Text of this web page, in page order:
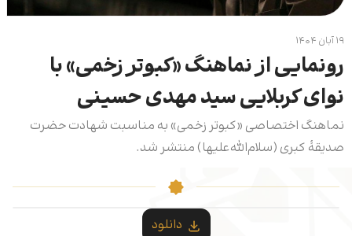
۱۹ آبان ۱۴۰۴
رونمایی از نماهنگ «کبوتر زخمی» با
نوای کربلایی سید مهدی حسینی
نماهنگ اختصاصی «کبوتر زخمی» به مناسبت شهادت حضرت
صدیقۀ کبری (سلام‌الله‌علیها) منتشر شد.
دانلود